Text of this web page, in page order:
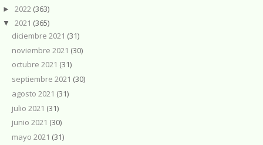
► 2022 (363)
▼ 2021 (365)
diciembre 2021 (31)
noviembre 2021 (30)
octubre 2021 (31)
septiembre 2021 (30)
agosto 2021 (31)
julio 2021 (31)
junio 2021 (30)
mayo 2021 (31)